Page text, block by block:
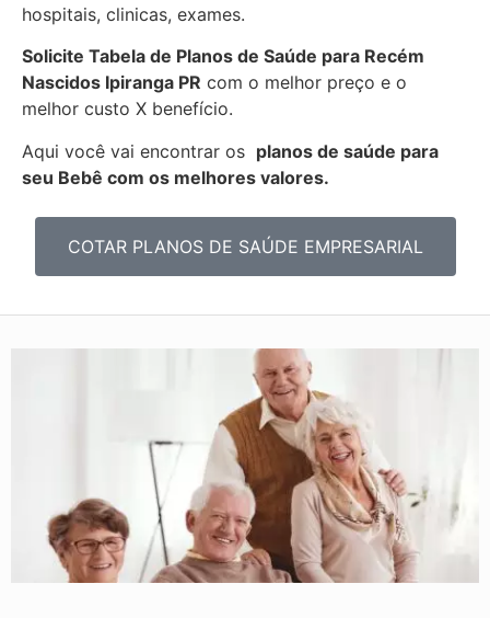
hospitais, clinicas, exames.
Solicite Tabela de Planos de Saúde para Recém
Nascidos Ipiranga PR com o melhor preço e o
melhor custo X benefício.
Aqui você vai encontrar os planos de saúde para
seu Bebê com os melhores valores.
COTAR PLANOS DE SAÚDE EMPRESARIAL